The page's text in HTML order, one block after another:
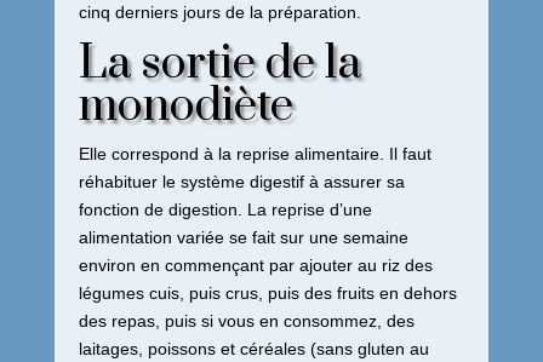
cinq derniers jours de la préparation.
La sortie de la
monodiète
Elle correspond à la reprise alimentaire. Il faut
réhabituer le système digestif à assurer sa
fonction de digestion. La reprise d’une
alimentation variée se fait sur une semaine
environ en commençant par ajouter au riz des
légumes cuis, puis crus, puis des fruits en dehors
des repas, puis si vous en consommez, des
laitages, poissons et céréales (sans gluten au